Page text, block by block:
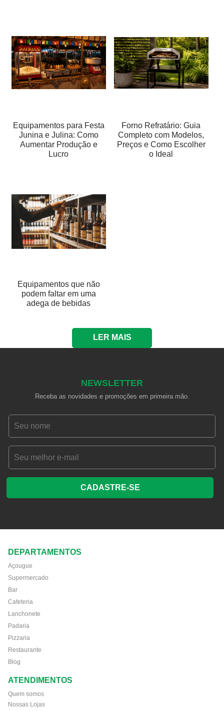
Equipamentos para Festa
Junina e Julina: Como
Aumentar Produção e
Lucro
Forno Refratário: Guia
Completo com Modelos,
Preços e Como Escolher
o Ideal
Equipamentos que não
podem faltar em uma
adega de bebidas
LER MAIS
NEWSLETTER
Receba as novidades e promoções em primeira mão.
CADASTRE-SE
DEPARTAMENTOS
Açougue
Supermercado
Bar
Cafeteria
Lanchonete
Padaria
Pizzaria
Restaurante
Blog
ATENDIMENTOS
Quem somos
Nossas Lojas